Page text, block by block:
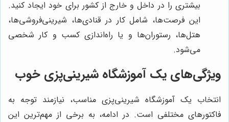
بیشتری را در داخل و خارج از کشور برای خود ایجاد کنید.
این فرصت‌ها، شامل کار در قنادی‌ها، شیرینی‌فروشی‌ها،
هتل‌ها، رستوران‌ها و یا راه‌اندازی کسب و کار شخصی
می‌شود.
ویژگی‌های یک آموزشگاه شیرینی‌پزی خوب
انتخاب یک آموزشگاه شیرینی‌پزی مناسب، نیازمند توجه به
فاکتورهای مختلفی است. در ادامه، به برخی از مهم‌ترین این